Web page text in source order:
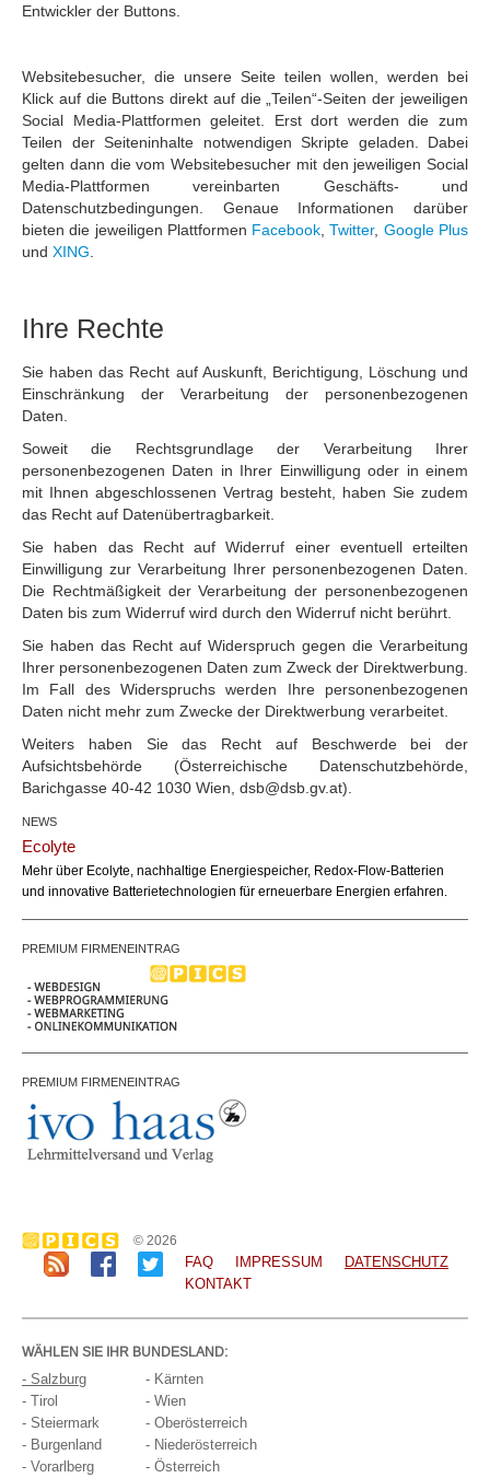
Entwickler der Buttons.
Websitebesucher, die unsere Seite teilen wollen, werden bei
Klick auf die Buttons direkt auf die „Teilen“-Seiten der jeweiligen
Social Media-Plattformen geleitet. Erst dort werden die zum
Teilen der Seiteninhalte notwendigen Skripte geladen. Dabei
gelten dann die vom Websitebesucher mit den jeweiligen Social
Media-Plattformen vereinbarten Geschäfts- und
Datenschutzbedingungen. Genaue Informationen darüber
bieten die jeweiligen Plattformen Facebook,Twitter, Google Plus
und XING.
Ihre Rechte
Sie haben das Recht auf Auskunft, Berichtigung, Löschung und
Einschränkung der Verarbeitung der personenbezogenen
Daten.
Soweit die Rechtsgrundlage der Verarbeitung Ihrer
personenbezogenen Daten in Ihrer Einwilligung oder in einem
mit Ihnen abgeschlossenen Vertrag besteht, haben Sie zudem
das Recht auf Datenübertragbarkeit.
Sie haben das Recht auf Widerruf einer eventuell erteilten
Einwilligung zur Verarbeitung Ihrer personenbezogenen Daten.
Die Rechtmäßigkeit der Verarbeitung der personenbezogenen
Daten bis zum Widerruf wird durch den Widerruf nicht berührt.
Sie haben das Recht auf Widerspruch gegen die Verarbeitung
Ihrer personenbezogenen Daten zum Zweck der Direktwerbung.
Im Fall des Widerspruchs werden Ihre personenbezogenen
Daten nicht mehr zum Zwecke der Direktwerbung verarbeitet.
Weiters haben Sie das Recht auf Beschwerde bei der
Aufsichtsbehörde (Österreichische Datenschutzbehörde,
Barichgasse 40-42 1030 Wien, dsb@dsb.gv.at).
NEWS
Ecolyte
Mehr über Ecolyte, nachhaltige Energiespeicher, Redox-Flow-Batterien
und innovative Batterietechnologien für erneuerbare Energien erfahren.
PREMIUM FIRMENEINTRAG
PREMIUM FIRMENEINTRAG
© 2026
FAQ IMPRESSUM
DATENSCHUTZ
KONTAKT
WÄHLEN SIE IHR BUNDESLAND:
- Salzburg
- Tirol
- Steiermark
- Burgenland
- Vorarlberg
- Kärnten
- Wien
- Oberösterreich
- Niederösterreich
- Österreich